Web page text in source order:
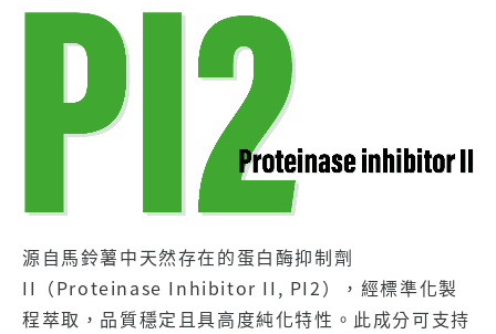
源自馬鈴薯中天然存在的蛋白酶抑制劑
II（Proteinase Inhibitor II, PI2），經標準化製
程萃取，品質穩定且具高度純化特性。此成分可支持